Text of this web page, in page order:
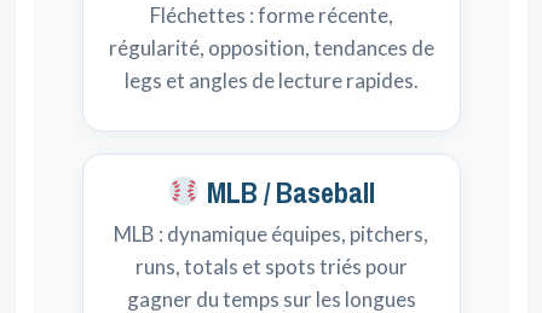
Fléchettes : forme récente,
régularité, opposition, tendances de
legs et angles de lecture rapides.
MLB / Baseball
MLB : dynamique équipes, pitchers,
runs, totals et spots triés pour
gagner du temps sur les longues